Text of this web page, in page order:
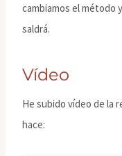
cambiamos el método
saldrá.
Vídeo
He subido vídeo de la
hace: